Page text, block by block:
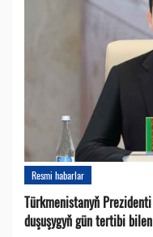
Resmi habarlar
Türkmenistanyň
duşuşygyň gün tertibi